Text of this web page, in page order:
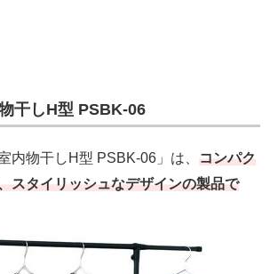
干しH型 PSBK-06
内物干しH型 PSBK-06」は、 コンパク
スタイリッシュなデザインの製品で